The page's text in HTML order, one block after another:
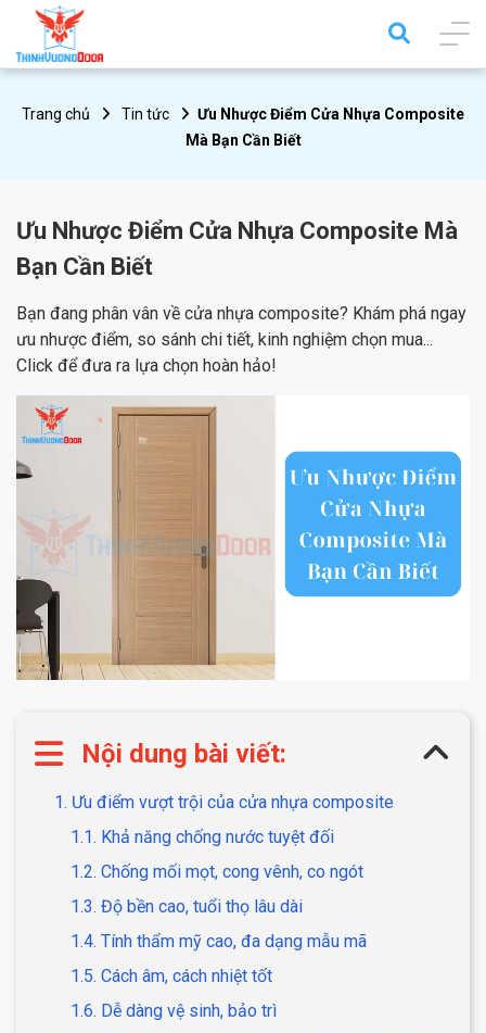
Trang chủ Tin tức
Ưu Nhược Điểm Cửa Nhựa Composite
Mà Bạn Cần Biết
Ưu Nhược Điểm Cửa Nhựa Composite Mà
Bạn Cần Biết
Bạn đang phân vân về cửa nhựa composite? Khám phá ngay
ưu nhược điểm, so sánh chi tiết, kinh nghiệm chọn mua...
Click để đưa ra lựa chọn hoàn hảo!
Nội dung bài viết:
1. Ưu điểm vượt trội của cửa nhựa composite
1.1. Khả năng chống nước tuyệt đối
1.2. Chống mối mọt, cong vênh, co ngót
1.3. Độ bền cao, tuổi thọ lâu dài
1.4. Tính thẩm mỹ cao, đa dạng mẫu mã
1.5. Cách âm, cách nhiệt tốt
1.6. Dễ dàng vệ sinh, bảo trì